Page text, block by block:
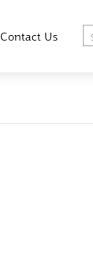
Contact Us